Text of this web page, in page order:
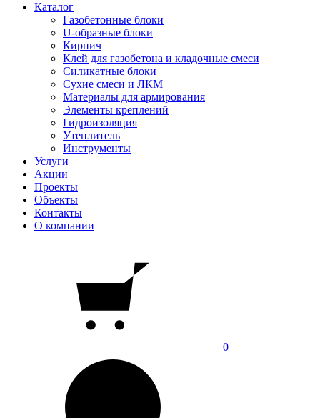
Каталог
Газобетонные блоки
U-образные блоки
Кирпич
Клей для газобетона и кладочные смеси
Силикатные блоки
Сухие смеси и ЛКМ
Материалы для армирования
Элементы креплений
Гидроизоляция
Утеплитель
Инструменты
Услуги
Акции
Проекты
Объекты
Контакты
О компании
0